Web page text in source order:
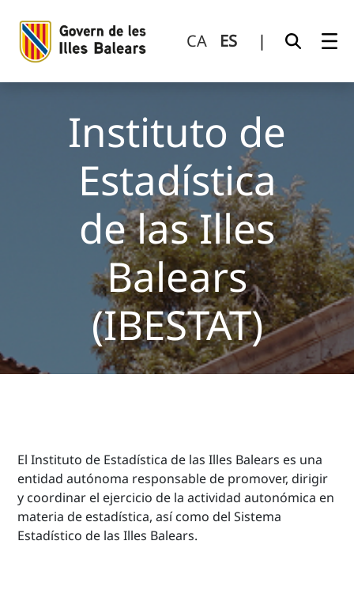
CA ES |
Instituto de
Estadística
de las Illes
Balears
(IBESTAT)
El Instituto de Estadística de las Illes Balears es una
entidad autónoma responsable de promover, dirigir
y coordinar el ejercicio de la actividad autonómica en
materia de estadística, así como del Sistema
Estadístico de las Illes Balears.